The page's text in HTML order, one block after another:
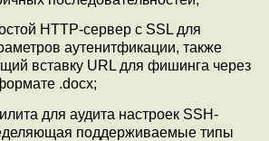
HTTP-сервер с SSL для
аутенитфикации, также
вставку URL для фишинга через
.docx;
для аудита настроек SSH-
поддерживаемые типы